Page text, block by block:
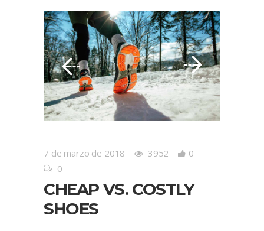
7 de marzo de 2018 3952
0
0
CHEAP VS. COSTLY
SHOES